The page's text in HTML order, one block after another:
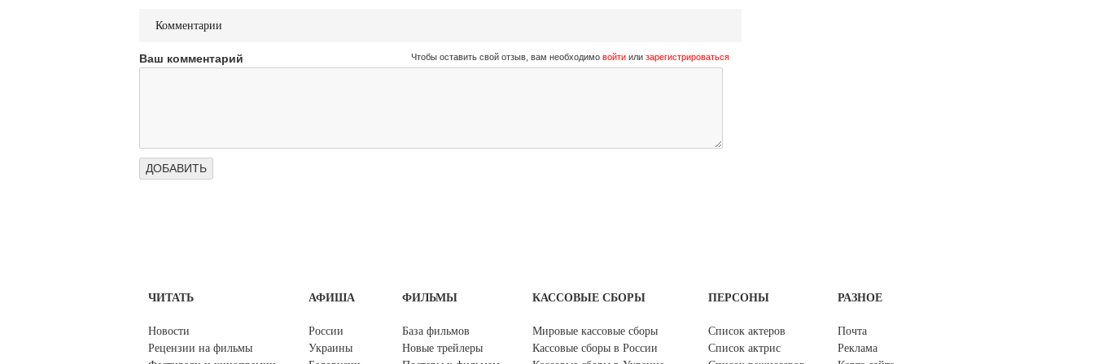
Комментарии
Ваш комментарий Чтобы оставить свой отзыв, вам необходимо войтиили зарегистрироваться
ЧИТАТЬ
Новости
Рецензии на фильмы
АФИША
России
Украины
ФИЛЬМЫ
База фильмов
Новые трейлеры
КАССОВЫЕ СБОРЫ
Мировые кассовые сборы
Кассовые сборы в России
ПЕРСОНЫ
Список актеров
Список актрис
РАЗНОЕ
Почта
Реклама